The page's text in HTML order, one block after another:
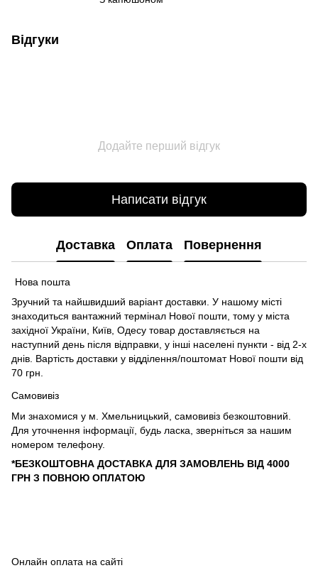
Відгуки
Додайте перший відгук
Написати відгук
Доставка Оплата Повернення
Нова пошта
Зручний та найшвидший варіант доставки. У нашому місті
знаходиться вантажний термінал Нової пошти, тому у міста
західної України, Київ, Одесу товар доставляється на
наступний день після відправки, у інші населені пункти - від 2-х
днів. Вартість доставки у відділення/поштомат Нової пошти від
70 грн.
Самовивіз
Ми знахомися у м. Хмельницький, самовивіз безкоштовний.
Для уточнення інформації, будь ласка, зверніться за нашим
номером телефону.
*БЕЗКОШТОВНА ДОСТАВКА ДЛЯ ЗАМОВЛЕНЬ ВІД 4000
ГРН З ПОВНОЮ ОПЛАТОЮ
Онлайн оплата на сайті